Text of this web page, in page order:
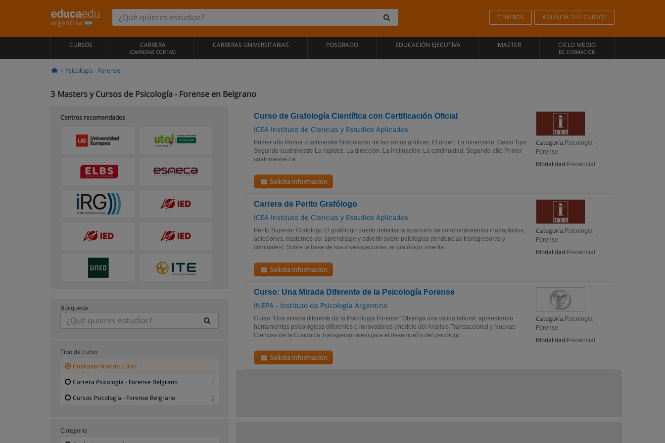
argentina
CENTROS ANUNCIÁ TUS CURSOS
CURSOS CARRERA
(CARRERAS CORTAS)
CARRERAS UNIVERSITARIAS POSGRADO EDUCACIÓN EJECUTIVA MASTER CICLO MEDIO
DE FORMACIÓN
Psicología - Forense
3 Masters y Cursos de Psicología - Forense en Belgrano
Curso de Grafología Científica con Certificación Oficial
ICEA Instituto de Ciencias y Estudios Aplicados
Categoría: Psicología -
Forense
Modalidad: Presencial
Primer año Primer cuatrimestre Simbolismo de las zonas gráficas. El orden. La dimensión. Gesto Tipo.
Segundo cuatrimestre La rapidez. La dirección. La inclinación. La continuidad. Segundo año Primer
cuatrimestre La...
Solicita información
Carrera de Perito Grafólogo
ICEA Instituto de Ciencias y Estudios Aplicados
Categoría: Psicología -
Forense
Modalidad: Presencial
Perito Superior Grafologo El grafólogo puede detectar la aparición de comportamientos inadaptados,
adicciones, trastornos del aprendizaje y advertir sobre patologías (tendencias transgresoras y
criminales). Sobre la base de sus investigaciones, el grafólogo, orienta...
Solicita información
Curso: Una Mirada Diferente de la Psicología Forense
INEPA - Instituto de Psicología Argentino
Categoría: Psicología -
Forense
Modalidad: Presencial
Curso “Una mirada diferente de la Psicología Forense” Obtenga una salida laboral, aprendiendo
herramientas psicológicas diferentes e innovadoras (modelo del Análisis Transaccional y Nuevas
Ciencias de la Conducta Transpersonales) para el desempeño del psicólogo...
Solicita información
Centros recomendados
Búsqueda
Tipo de curso
Cualquier tipo de curso
Carrera Psicología - Forense Belgrano
1
Cursos Psicología - Forense Belgrano
2
Categoría